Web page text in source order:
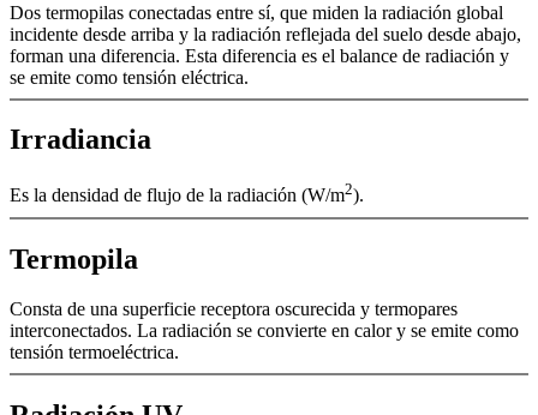
Dos termopilas conectadas entre sí, que miden la radiación global
incidente desde arriba y la radiación reflejada del suelo desde abajo,
forman una diferencia. Esta diferencia es el balance de radiación y
se emite como tensión eléctrica.
Irradiancia
Es la densidad de flujo de la radiación (W/­m2).
Termopila
Consta de una superficie receptora oscurecida y termopares
interconectados. La radiación se convierte en calor y se emite como
tensión termoeléctrica.